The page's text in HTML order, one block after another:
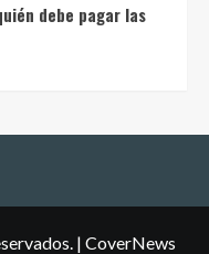
debe pagar las
| CoverNews